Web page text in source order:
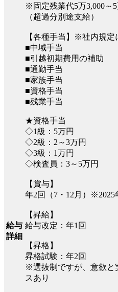
給与
詳細
※固定残業代5万3,000～
（超過分別途支給）
【各種手当】※社内規定
■中域手当
■引越初期費用の補助
■通勤手当
■家族手当
■資格手当
■残業手当
★資格手当
◇1級：5万円
◇2級：2～3万円
◇3級：1万円
◇検査員：3～5万円
【賞与】
年2回（7・12月）※2025
【昇給】
給与改定：年1回
【昇格】
昇格試験：年2回
※選抜制ですが、意欲と
スあり